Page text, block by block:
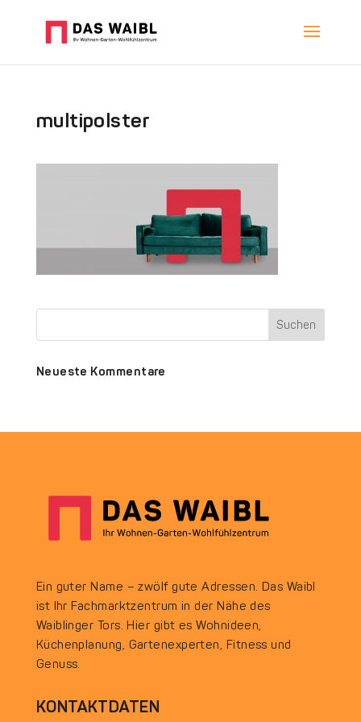
multipolster
Neueste Kommentare
Ein guter Name – zwölf gute Adressen. Das Waibl
ist Ihr Fachmarktzentrum in der Nähe des
Waiblinger Tors. Hier gibt es Wohnideen,
Küchenplanung, Gartenexperten, Fitness und
Genuss.
KONTAKTDATEN